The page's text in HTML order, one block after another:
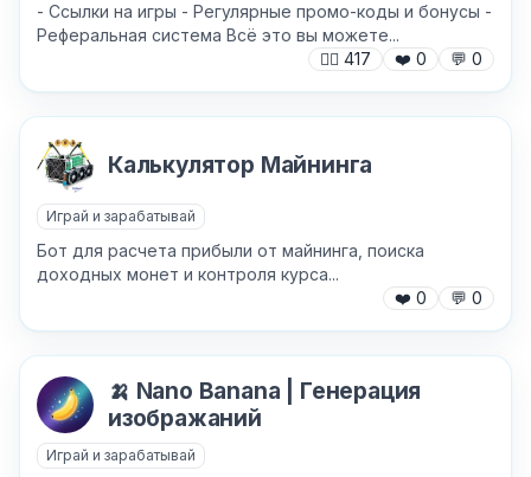
Причина жалобы*
Текст обращения (необязательно)
- Ссылки на игры - Регулярные промо-коды и бонусы -
Реферальная система Всё это вы можете...
🙍‍♂️ 417 ❤️ 0 💬 0
Калькулятор Майнинга
Играй и зарабатывай
Бот для расчета прибыли от майнинга, поиска
доходных монет и контроля курса...
❤️ 0 💬 0
🍌 Nano Banana | Генерация
изображаний
Играй и зарабатывай